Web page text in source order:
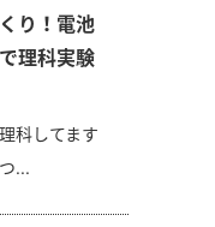
り！電池
理科実験
科してます
...